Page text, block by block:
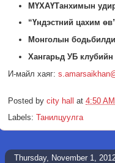
МҮХАҮТанхимын
“Үндэстний цахим
Монголын
Хангарьд УБ
И-майл хаяг:
Posted by city hall at 4:50 AM
Labels: Танилцуулга
Thursday, November 1,